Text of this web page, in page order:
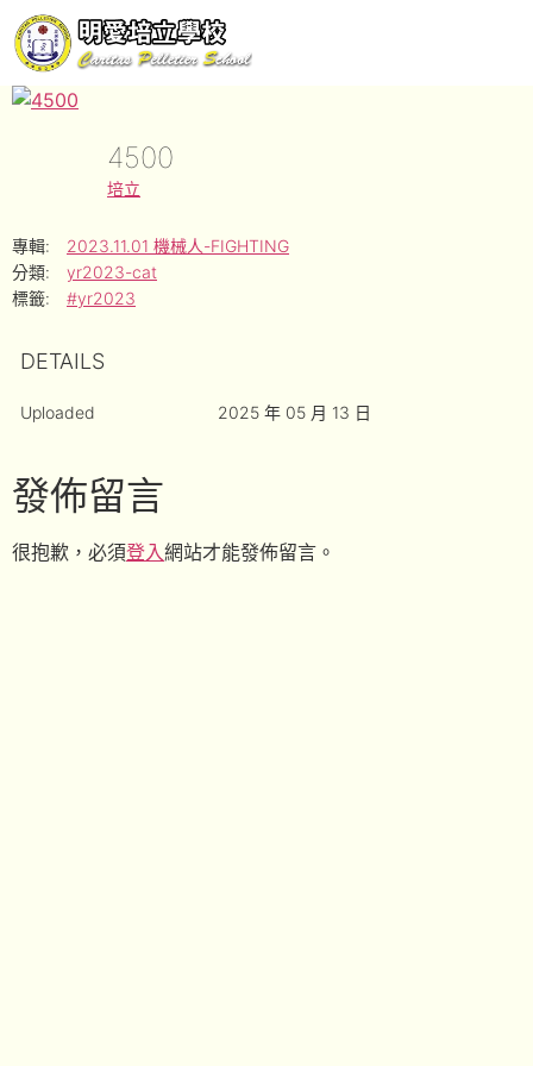
4500
培立
專輯:
2023.11.01 機械人-FIGHTING
分類:
yr2023-cat
標籤:
#yr2023
DETAILS
Uploaded 2025 年 05 月 13 日
發佈留言
很抱歉，必須登入網站才能發佈留言。